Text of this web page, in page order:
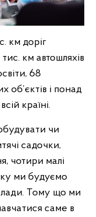
км доріг
км автошляхів
68
об’єктів і понад
країні.
чи
садочки,
чотири малі
ми будуємо
Тому що ми
саме в